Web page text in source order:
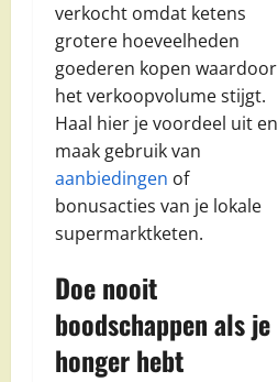
verkocht omdat ketens
grotere hoeveelheden
goederen kopen waardoor
het verkoopvolume stijgt.
Haal hier je voordeel uit en
maak gebruik van
aanbiedingen of
bonusacties van je lokale
supermarktketen.
Doe nooit
boodschappen als je
honger hebt